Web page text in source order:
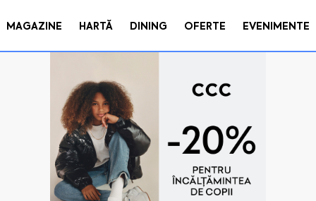
MAGAZINE HARTĂ DINING OFERTE EVENIMENTE